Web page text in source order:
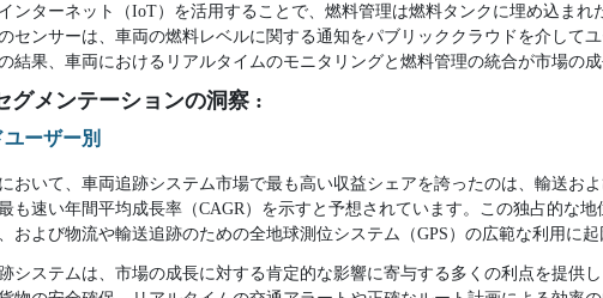
ンターネット（IoT）を活用することで、燃料管理は燃料タンクに埋め込まれ
センサーは、車両の燃料レベルに関する通知をパブリッククラウドを介して
結果、車両におけるリアルタイムのモニタリングと燃料管理の統合が市場の成
グメンテーションの洞察 :
ーザー別
おいて、車両追跡システム市場で最も高い収益シェアを誇ったのは、輸送お
も速い年間平均成長率（CAGR）を示すと予想されています。この独占的な
および物流や輸送追跡のための全地球測位システム（GPS）の広範な利用に起
システムは、市場の成長に対する肯定的な影響に寄与する多くの利点を提供